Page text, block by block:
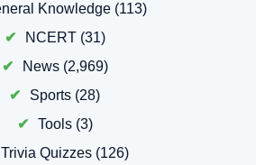
Knowledge (113)
NCERT(31)
News(2,969)
Sports (28)
Tools(3)
Trivia Quizzes (126)